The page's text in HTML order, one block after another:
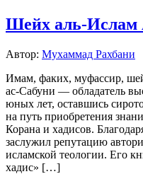
Шейх аль-Ислам
Автор: Мухаммад Рахбани
Имам, факих, муфассир,
ас-Сабуни — обладатель
юных лет, оставшись
на путь приобретения
Корана и хадисов.
заслужил репутацию
исламской теологии. Его
хадис» […]